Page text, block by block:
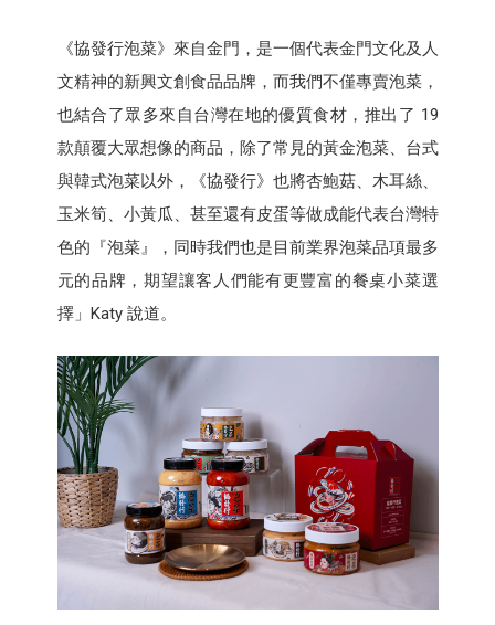
《協發行泡菜》來自金門，是一個代表金門文化及人
文精神的新興文創食品品牌，而我們不僅專賣泡菜，
也結合了眾多來自台灣在地的優質食材，推出了 19
款顛覆大眾想像的商品，除了常見的黃金泡菜、台式
與韓式泡菜以外，《協發行》也將杏鮑菇、木耳絲、
玉米筍、小黃瓜、甚至還有皮蛋等做成能代表台灣特
色的『泡菜』，同時我們也是目前業界泡菜品項最多
元的品牌，期望讓客人們能有更豐富的餐桌小菜選
擇」Katy 說道。